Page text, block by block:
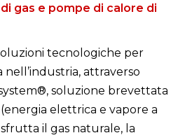
gas e pompe di calore di
tecnologiche per
nell’industria, attraverso
soluzione brevettata
elettrica e vapore a
il gas naturale, la